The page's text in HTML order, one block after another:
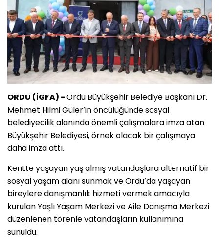
ORDU (İGFA) -Ordu Büyükşehir Belediye Başkanı Dr.
Mehmet Hilmi Güler’in öncülüğünde sosyal
belediyecilik alanında önemli çalışmalara imza atan
Büyükşehir Belediyesi, örnek olacak bir çalışmaya
daha imza attı.
Kentte yaşayan yaş almış vatandaşlara alternatif bir
sosyal yaşam alanı sunmak ve Ordu’da yaşayan
bireylere danışmanlık hizmeti vermek amacıyla
kurulan Yaşlı Yaşam Merkezi ve Aile Danışma Merkezi
düzenlenen törenle vatandaşların kullanımına
sunuldu.